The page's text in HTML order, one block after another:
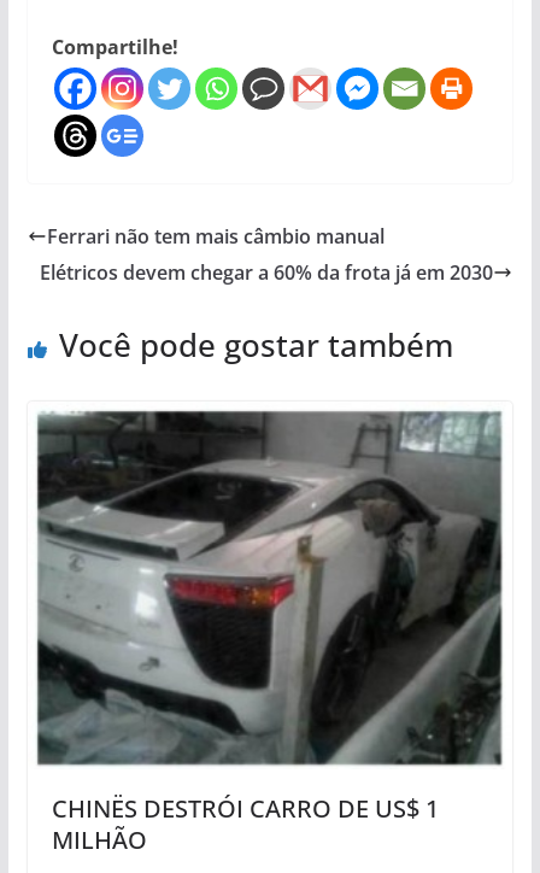
Compartilhe!
Ferrari não tem mais câmbio manual
Elétricos devem chegar a 60% da frota já em 2030
Você pode gostar também
CHINËS DESTRÓI CARRO DE US$ 1
MILHÃO